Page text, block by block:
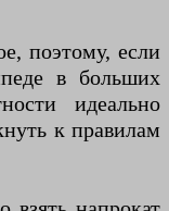
поэтому, если
в больших
идеально
к правилам